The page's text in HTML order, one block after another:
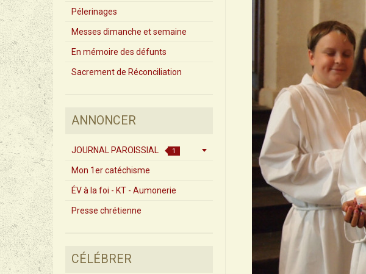
Pélerinages
Messes dimanche et semaine
En mémoire des défunts
Sacrement de Réconciliation
ANNONCER
JOURNAL PAROISSIAL 1
Mon 1er catéchisme
ÉV à la foi - KT - Aumonerie
Presse chrétienne
CÉLÉBRER